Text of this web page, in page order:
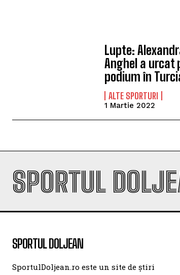
Lupte:
Anghel a urcat
podium în
ALTE SPORTURI
1 Martie 2022
SPORTUL
SPORTUL DOLJEAN
SportulDoljean.ro este un site de știri